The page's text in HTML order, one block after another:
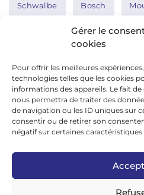
Gérer le
cookies
Pour offrir les meilleures
technologies telles que les cookies
informations des appareils. Le fait
nous permettra de traiter des
de navigation ou les ID uniques sur
consentir ou de retirer son
négatif sur certaines
Schwalbe Bosch
Thule
Réseaux sociaux
google news
facebook
twitter